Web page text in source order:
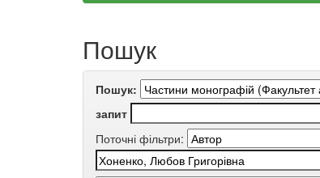
Пошук
Пошук:
запит
Поточні фільтри: